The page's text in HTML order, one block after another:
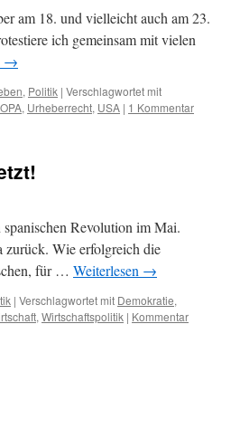
am 18. und vielleicht auch am 23.
ich gemeinsam mit vielen
→
, Politik | Verschlagwortet mit
, Urheberrecht, USA | 1 Kommentar
spanischen Revolution im Mai.
zurück. Wie erfolgreich die
für … Weiterlesen →
| Verschlagwortet mit Demokratie,
, Wirtschaftspolitik | Kommentar